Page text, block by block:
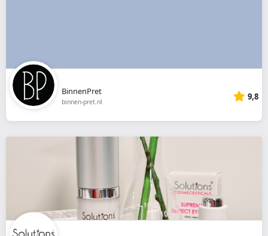
BinnenPret
binnen-pret.nl 9,8